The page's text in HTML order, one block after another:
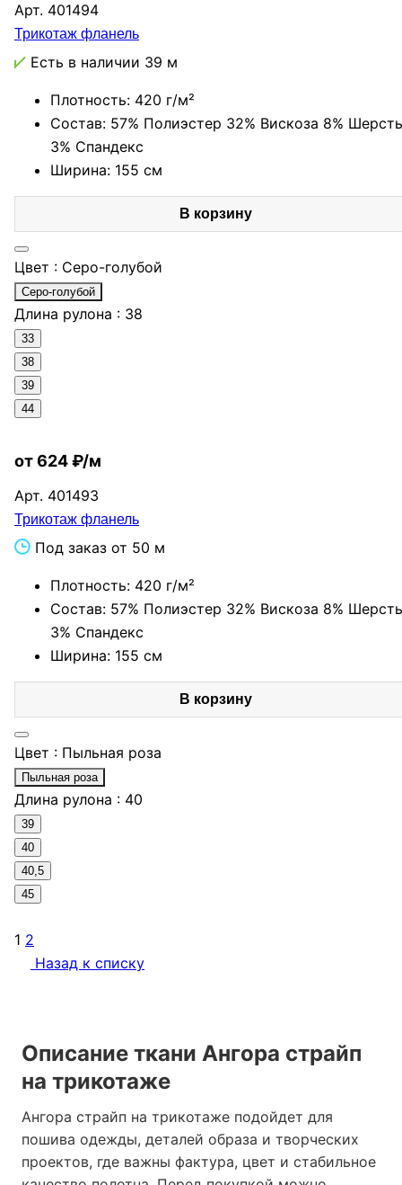
Арт. 401494
Трикотаж фланель
Есть в наличии 39 м
Плотность: 420 г/м²
Состав: 57% Полиэстер 32% Вискоза 8% Шерсть
3% Спандекс
Ширина: 155 см
В корзину
Цвет : Серо-голубой
Серо-голубой
Длина рулона : 38
33
38
39
44
от 624 ₽/м
Арт. 401493
Трикотаж фланель
Под заказ от 50 м
Плотность: 420 г/м²
Состав: 57% Полиэстер 32% Вискоза 8% Шерсть
3% Спандекс
Ширина: 155 см
В корзину
Цвет : Пыльная роза
Пыльная роза
Длина рулона : 40
39
40
40,5
45
1 2
Назад к списку
Описание ткани Ангора страйп
на трикотаже
Ангора страйп на трикотаже подойдет для
пошива одежды, деталей образа и творческих
проектов, где важны фактура, цвет и стабильное